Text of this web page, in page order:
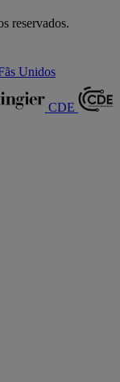
reservados.
Unidos
CDE